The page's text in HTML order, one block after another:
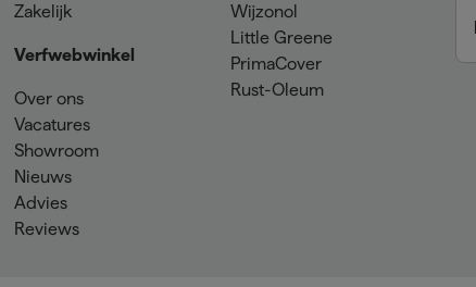
Zakelijk
Verfwebwinkel
Over ons
Vacatures
Showroom
Nieuws
Advies
Reviews
Wijzonol
Little Greene
PrimaCover
Rust-Oleum